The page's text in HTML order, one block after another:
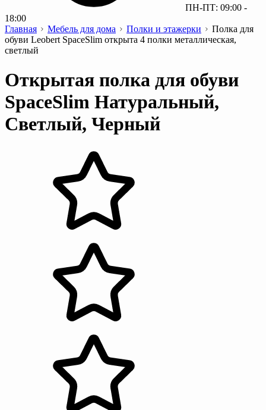
ПН-ПТ: 09:00 -
18:00
Главная
Мебель для дома Полки и этажерки
Полка для
обуви Leobert SpaceSlim открыта 4 полки металлическая,
светлый
Открытая полка для обуви
SpaceSlim Натуральный,
Светлый, Черный